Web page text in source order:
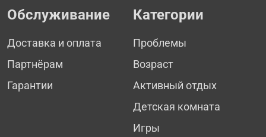
Обслуживание
Доставка и оплата
Партнёрам
Гарантии
Категории
Проблемы
Возраст
Активный отдых
Детская комната
Игры